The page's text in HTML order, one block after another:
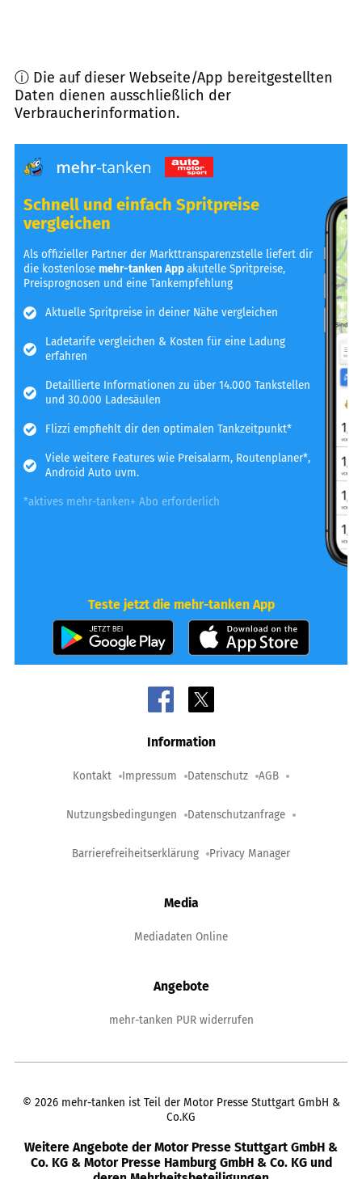
ⓘ Die auf dieser Webseite/App bereitgestellten
Daten dienen ausschließlich der
Verbraucherinformation.
Schnell und einfach Spritpreise
vergleichen
Als offizieller Partner der Markttransparenzstelle liefert dir
die kostenlosemehr-tanken Appakutelle Spritpreise,
Preisprognosen und eine Tankempfehlung
Aktuelle Spritpreise in deiner Nähe vergleichen
Ladetarife vergleichen & Kosten für eine Ladung
erfahren
Detaillierte Informationen zu über 14.000 Tankstellen
und 30.000 Ladesäulen
Flizzi empfiehlt dir den optimalen Tankzeitpunkt*
Viele weitere Features wie Preisalarm, Routenplaner*,
Android Auto uvm.
*aktives mehr-tanken+ Abo erforderlich
Teste jetzt die mehr-tanken App
Information
Kontakt Impressum Datenschutz AGB
Nutzungsbedingungen Datenschutzanfrage
Barrierefreiheitserklärung Privacy Manager
Media
Mediadaten Online
Angebote
mehr-tanken PUR widerrufen
© 2026 mehr-tanken ist Teil der Motor Presse Stuttgart GmbH &
Co.KG
Weitere Angebote der Motor Presse Stuttgart GmbH &
Co. KG & Motor Presse Hamburg GmbH & Co. KG und